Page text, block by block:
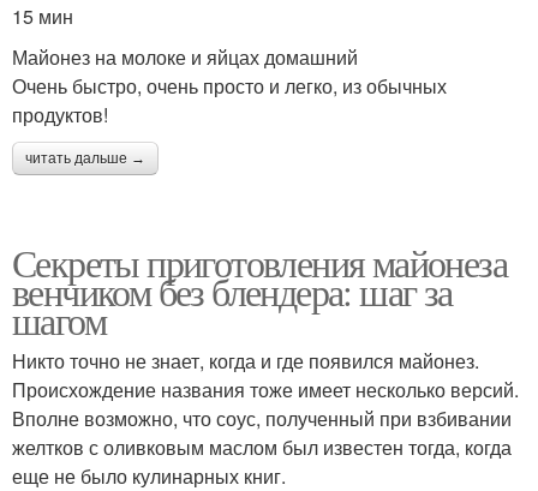
15 мин
Майонез на молоке и яйцах домашний
Очень быстро, очень просто и легко, из обычных
продуктов!
читать дальше →
Секреты приготовления майонеза
венчиком без блендера: шаг за
шагом
Никто точно не знает, когда и где появился майонез.
Происхождение названия тоже имеет несколько версий.
Вполне возможно, что соус, полученный при взбивании
желтков с оливковым маслом был известен тогда, когда
еще не было кулинарных книг.